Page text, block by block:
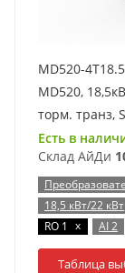
MD520-
MD520,
торм. транз,
Есть в
Склад АйДи
18,5 кВт/22 кВт
RO 1 x AI 2
Таблица